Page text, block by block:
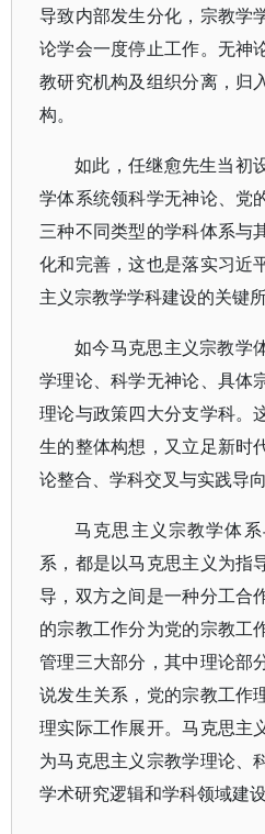
导致内部发生分化，宗教学
论学会一度停止工作。无神
教研究机构及组织分离，归
构。
如此，任继愈先生当初
学体系统领科学无神论、党
三种不同类型的学科体系与
化和完善，这也是落实习近
主义宗教学学科建设的关键所
如今马克思主义宗教学
学理论、科学无神论、具体
理论与政策四大分支学科。
生的整体构想，又立足新时
论整合、学科交叉与实践导
马克思主义宗教学体
系，都是以马克思主义为指
导，双方之间是一种分工合
的宗教工作分为党的宗教工
管理三大部分，其中理论部
说发生关系，党的宗教工作
理实际工作展开。马克思主
为马克思主义宗教学理论、
学术研究逻辑和学科领域建设